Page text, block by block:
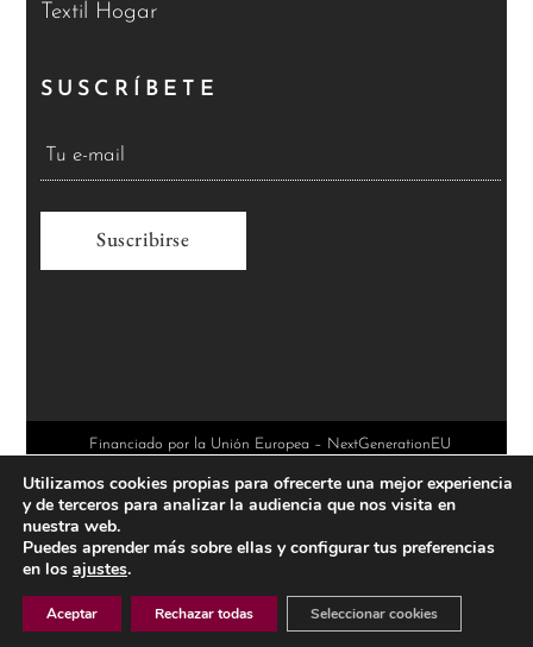
Textil Hogar
SUSCRÍBETE
n
a
t
Financiado por la Unión Europea – NextGenerationEU
Utilizamos cookies propias para ofrecerte una mejor experiencia
y de terceros para analizar la audiencia que nos visita en
nuestra web.
Puedes aprender más sobre ellas y configurar tus preferencias
en los ajustes.
Aceptar Rechazar todas Seleccionar cookies